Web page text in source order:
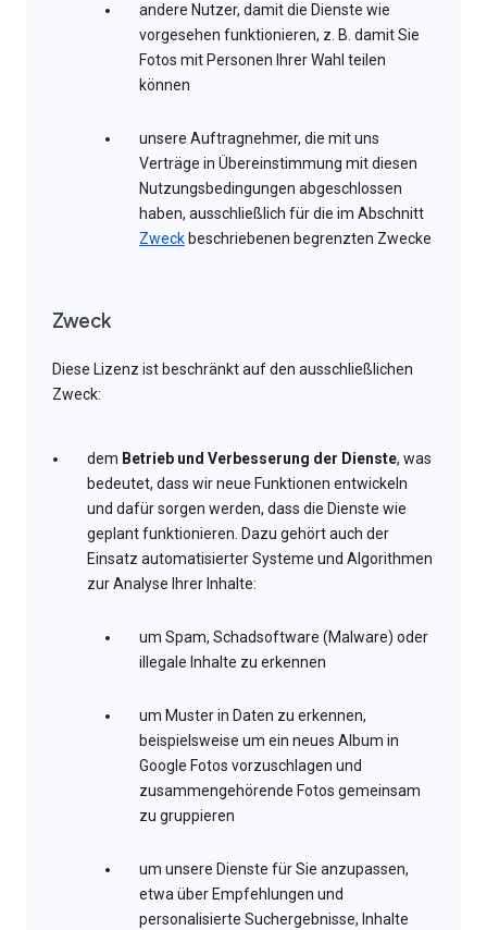
andere Nutzer, damit die Dienste wie
vorgesehen funktionieren, z. B. damit Sie
Fotos mit Personen Ihrer Wahl teilen
können
unsere Auftragnehmer, die mit uns
Verträge in Übereinstimmung mit diesen
Nutzungsbedingungen abgeschlossen
haben, ausschließlich für die im Abschnitt
Zweck beschriebenen begrenzten Zwecke
Zweck
Diese Lizenz ist beschränkt auf den ausschließlichen
Zweck:
dem Betrieb und Verbesserung der Dienste, was
bedeutet, dass wir neue Funktionen entwickeln
und dafür sorgen werden, dass die Dienste wie
geplant funktionieren. Dazu gehört auch der
Einsatz automatisierter Systeme und Algorithmen
zur Analyse Ihrer Inhalte:
um Spam, Schadsoftware (Malware) oder
illegale Inhalte zu erkennen
um Muster in Daten zu erkennen,
beispielsweise um ein neues Album in
Google Fotos vorzuschlagen und
zusammengehörende Fotos gemeinsam
zu gruppieren
um unsere Dienste für Sie anzupassen,
etwa über Empfehlungen und
personalisierte Suchergebnisse, Inhalte